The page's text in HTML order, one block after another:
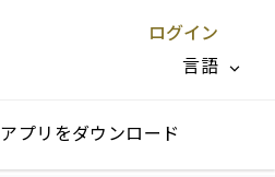
ログイン
言語
閉じる X
アプリをダウンロード